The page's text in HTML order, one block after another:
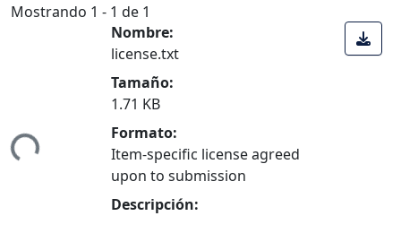
Mostrando 1 - 1 de 1
Nombre:
license.txt
Tamaño:
1.71 KB
Formato:
Item-specific license agreed
upon to submission
Descripción: